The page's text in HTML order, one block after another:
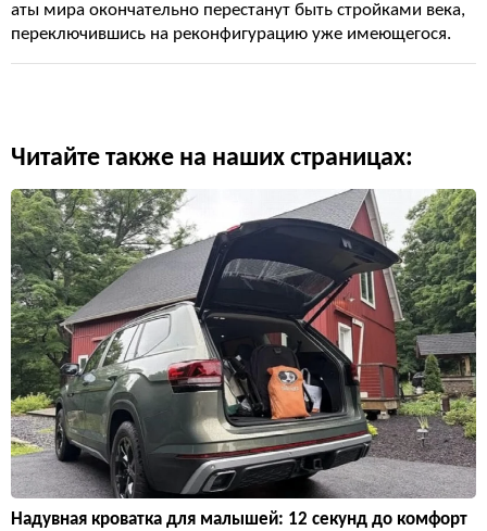
аты мира окончательно перестанут быть стройками века,
переключившись на реконфигурацию уже имеющегося.
Читайте также на наших страницах:
Надувная кроватка для малышей: 12 секунд до комфорт